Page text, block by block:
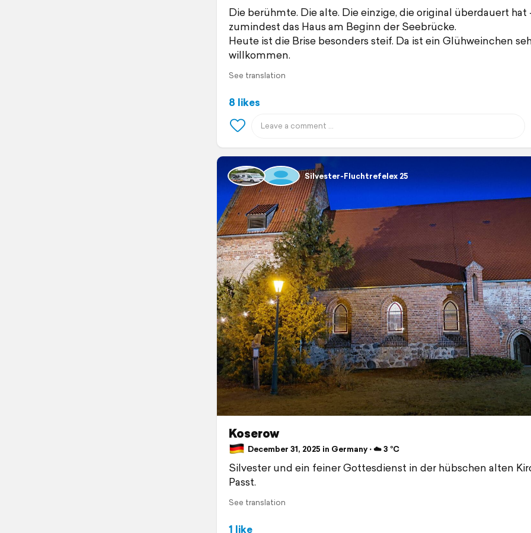
Die berühmte. Die alte. Die einzige, die original überdauert hat
zumindest das Haus am Beginn der Seebrücke.
Heute ist die Brise besonders steif. Da ist ein Glühweinchen
willkommen.
See translation
8 likes
Silvester-Fluchtrefelex 25
Koserow
December 31, 2025 in Germany ⋅ ☁️ 3 °C
Silvester und ein feiner Gottesdienst in der hübschen alten
Passt.
See translation
1 like